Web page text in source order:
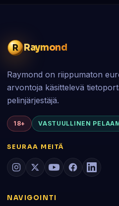
R Raymond
Raymond on riippumaton
arvontoja käsittelevä
pelinjärjestäjä.
18+ VASTUULLINEN
SEURAA MEITÄ
NAVIGOINTI